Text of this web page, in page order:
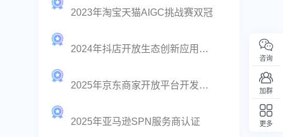
2023年淘宝天猫AIGC挑战赛双冠
2024年抖店开放生态创新应用一等奖
2025年京东商家开放平台开发者大赛图像内容生成第一名
2025年亚马逊SPN服务商认证
咨询
加群
更多